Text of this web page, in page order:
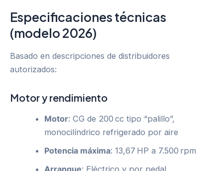
Especificaciones técnicas
(modelo 2026)
Basado en descripciones de distribuidores
autorizados:
Motor y rendimiento
Motor: CG de 200 cc tipo “palillo”,
monocilíndrico refrigerado por aire
Potencia máxima: 13,67 HP a 7.500 rpm